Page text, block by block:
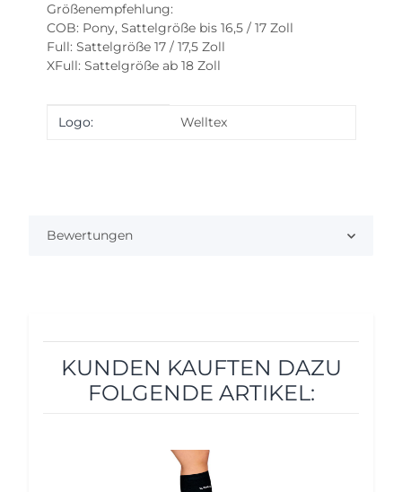
Größenempfehlung:
COB: Pony, Sattelgröße bis 16,5 / 17 Zoll
Full: Sattelgröße 17 / 17,5 Zoll
XFull: Sattelgröße ab 18 Zoll
Produkteigenschaft
Wert
Logo: Welltex
Bewertungen
KUNDEN KAUFTEN DAZU
FOLGENDE ARTIKEL:
12%